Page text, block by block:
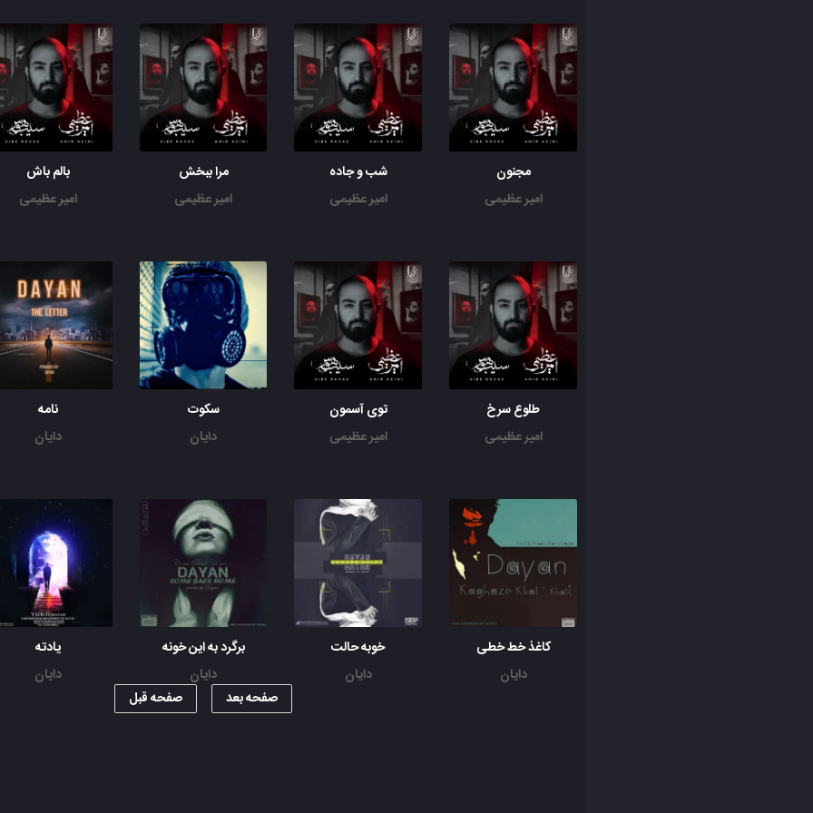
مجنون
امیر عظیمی
شب و جاده
امیر عظیمی
مرا ببخش
امیر عظیمی
بالم باش
امیر عظیمی
طلوع سرخ
امیر عظیمی
توی آسمون
امیر عظیمی
سکوت
دایان
نامه
دایان
کاغذ خط خطی
دایان
خوبه حالت
دایان
برگرد به این خونه
دایان
یادته
دایان
صفحه بعد
صفحه قبل